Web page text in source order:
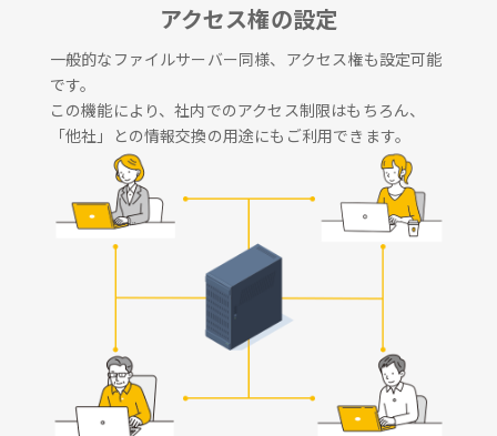
アクセス権の設定
一般的なファイルサーバー同様、アクセス権も設定可能
です。
この機能により、社内でのアクセス制限はもちろん、
「他社」との情報交換の用途にもご利用できます。